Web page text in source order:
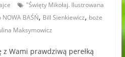
"Święty Mikołaj. Ilustrowana
BAŚŃ, Bill Sienkiewicz, boże
Maksymowicz
Wami prawdziwą perełką